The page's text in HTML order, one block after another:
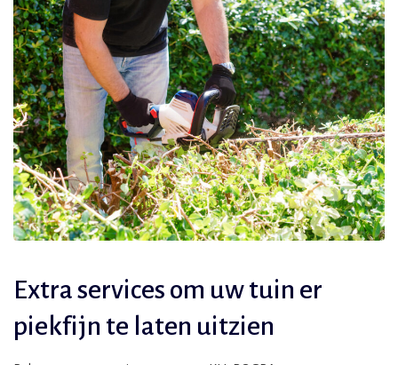
Extra services om uw tuin er
piekfijn te laten uitzien